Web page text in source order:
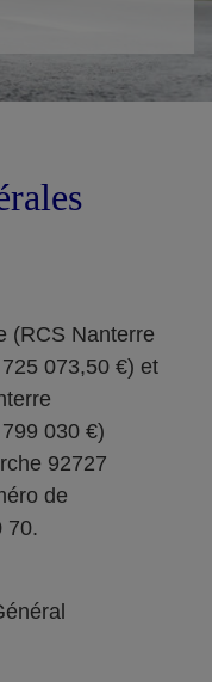
(RCS Nanterre
073,50 €) et
030 €)
92727
de
70.